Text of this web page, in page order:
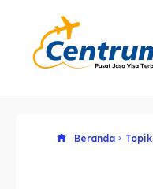
Explore
Explore
Beranda Topik